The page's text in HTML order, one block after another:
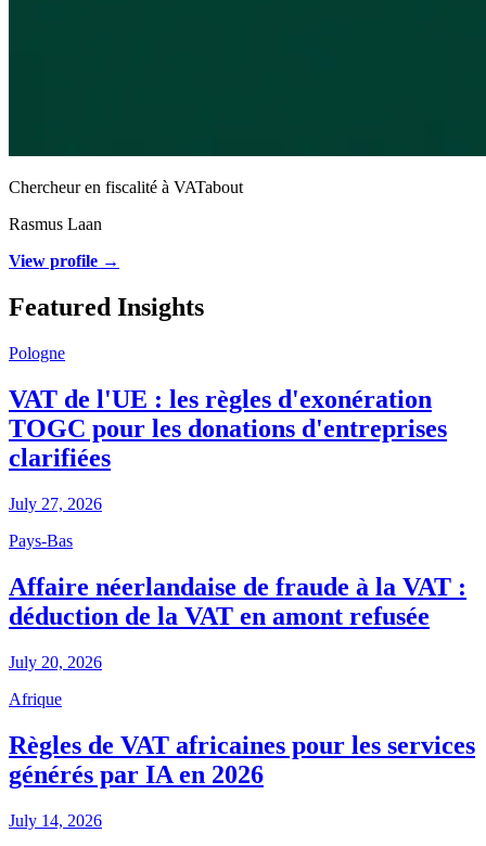
Chercheur en fiscalité à VATabout
Rasmus Laan
View profile →
Featured Insights
Pologne
VAT de l'UE : les règles d'exonération
TOGC pour les donations d'entreprises
clarifiées
July 27, 2026
Pays-Bas
Affaire néerlandaise de fraude à la VAT :
déduction de la VAT en amont refusée
July 20, 2026
Afrique
Règles de VAT africaines pour les services
générés par IA en 2026
July 14, 2026